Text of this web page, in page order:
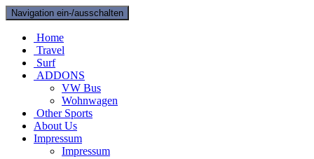
Navigation ein-/ausschalten
Home
Travel
Surf
ADDONS
VW Bus
Wohnwagen
Other Sports
About Us
Impressum
Impressum